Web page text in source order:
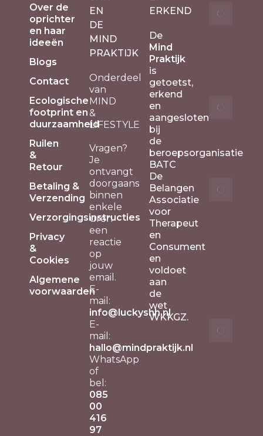
productpagina
Over de
oprichter
en haar
ideeën
Blogs
Contact
Ecologische
footprint en
duurzaamheid
Ruilen
&
Retour
Betaling &
Verzending
Verzorgingsinstructies
Privacy
&
Cookies
Algemene
voorwaarden
EN
DE
MIND
PRAKTIJK
Onderdeel
van
MIND
&
LIFESTYLE
Vragen?
Je
ontvangt
doorgaans
binnen
enkele
uren
een
reactie
op
jouw
email.
E-
mail:
info@luckyshh.nl
E-
mail:
hallo@mindpraktijk.nl
WhatsApp
of
bel:
085
00
416
97
ERKEND
De
Mind
Praktijk
is
getoetst,
erkend
en
aangesloten
bij
de
beroepsorganisatie
BATC
De
Belangen
Associatie
voor
Therapeut
en
Consument
en
voldoet
aan
de
wet
WKKGZ.
27